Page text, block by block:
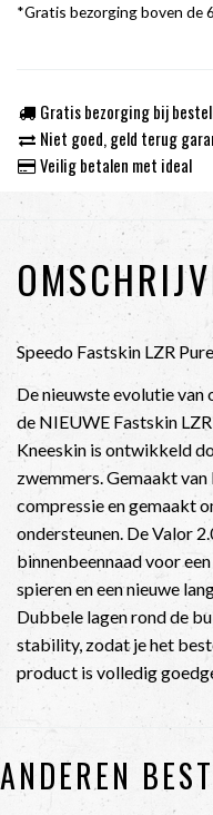
*Gratis bezorging boven de
Gratis bezorging bij
Niet goed, geld terug
Veilig betalen met ideal
Speedo Fastskin LZR
De nieuwste evolutie van
de NIEUWE Fastskin
Kneeskin is ontwikkeld
zwemmers. Gemaakt
compressie en gemaakt
ondersteunen. De Valor
binnenbeennaad voor
spieren en een nieuwe
Dubbele lagen rond de
stability, zodat je het
product is volledig
ANDEREN